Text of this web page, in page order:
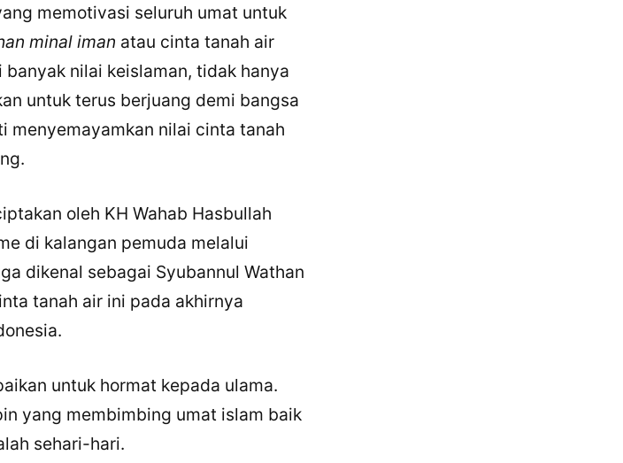
memotivasi seluruh umat untuk
minal iman atau cinta tanah air
nilai keislaman, tidak hanya
untuk terus berjuang demi bangsa
menyemayamkan nilai cinta tanah
oleh KH Wahab Hasbullah
di kalangan pemuda melalui
dikenal sebagai Syubannul Wathan
tanah air ini pada akhirnya
untuk hormat kepada ulama.
yang membimbing umat islam baik
sehari-hari.
Ini